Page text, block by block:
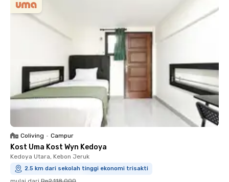
Coliving • Campur
Kost Uma Kost Wyn Kedoya
Kedoya Utara, Kebon Jeruk
2.5 km dari sekolah tinggi ekonomi trisakti